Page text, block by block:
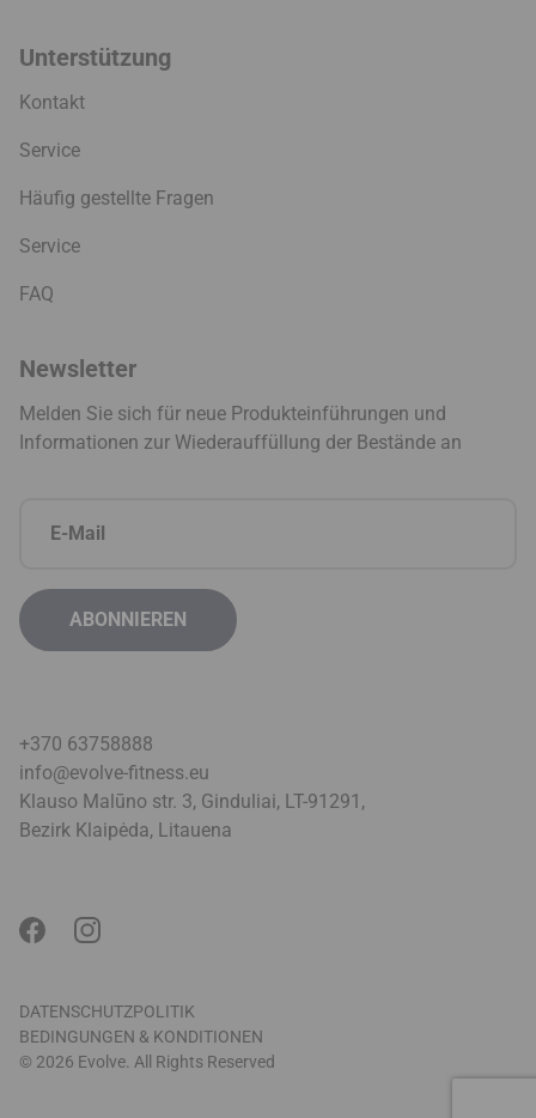
Unterstützung
Kontakt
Service
Häufig gestellte Fragen
Service
FAQ
Newsletter
Melden Sie sich für neue Produkteinführungen und
Informationen zur Wiederauffüllung der Bestände an
+370 63758888
info@evolve-fitness.eu
Klauso Malūno str. 3, Ginduliai, LT-91291,
Bezirk Klaipėda, Litauena
© 2026 Evolve. All Rights Reserved
DATENSCHUTZPOLITIK
BEDINGUNGEN & KONDITIONEN